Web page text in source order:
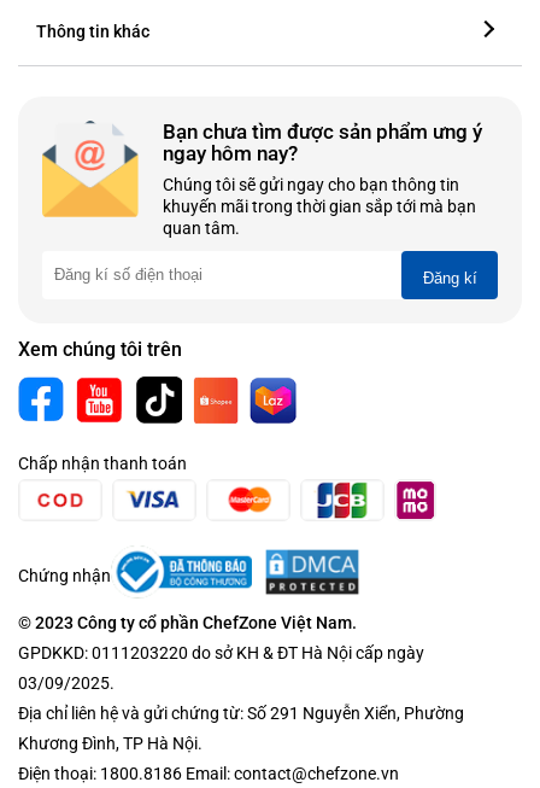
Thông tin khác
Bạn chưa tìm được sản phẩm ưng ý
ngay hôm nay?
Chúng tôi sẽ gửi ngay cho bạn thông tin
khuyến mãi trong thời gian sắp tới mà bạn
quan tâm.
Đăng kí
Xem chúng tôi trên
Chấp nhận thanh toán
Chứng nhận
© 2023 Công ty cổ phần ChefZone Việt Nam.
GPDKKD: 0111203220 do sở KH & ĐT Hà Nội cấp ngày
03/09/2025.
Địa chỉ liên hệ và gửi chứng từ: Số 291 Nguyễn Xiển, Phường
Khương Đình, TP Hà Nội.
Điện thoại: 1800.8186 Email: contact@chefzone.vn